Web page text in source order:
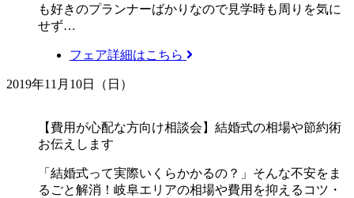
も好きのプランナーばかりなので見学時も周りを気に
せず…
フェア詳細はこちら
2019年11月10日（日）
【費用が心配な方向け相談会】結婚式の相場や節約術
お伝えします
「結婚式って実際いくらかかるの？」そんな不安をま
るごと解消！岐阜エリアの相場や費用を抑えるコツ・